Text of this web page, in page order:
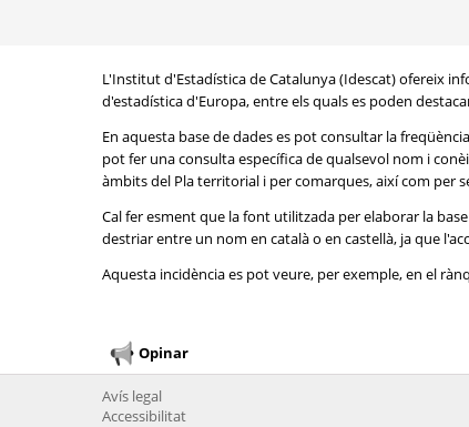
L'Institut d'Estadística de Catalunya (Idescat) ofereix
d'estadística d'Europa, entre els quals es poden
En aquesta base de dades es pot consultar la
pot fer una consulta específica de qualsevol nom i
àmbits del Pla territorial i per comarques, així com per
Cal fer esment que la font utilitzada per elaborar la
destriar entre un nom en català o en castellà, ja que
Aquesta incidència es pot veure, per exemple, en el
Opinar
Avís legal
Accessibilitat